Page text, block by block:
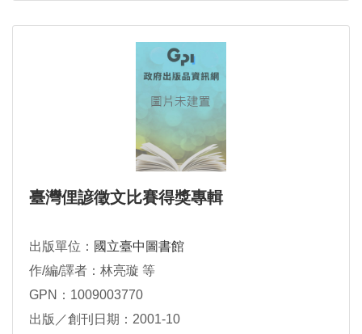
臺灣俚諺徵文比賽得獎專輯
出版單位： 國立臺中圖書館
作/編/譯者：林亮璇 等
GPN：1009003770
出版／創刊日期：2001-10